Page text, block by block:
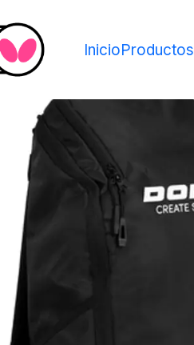
InicioProductos